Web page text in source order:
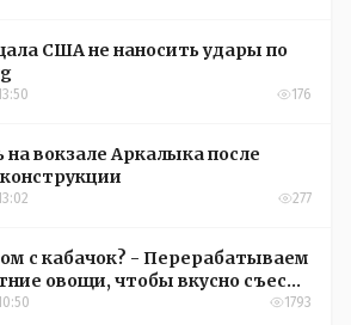
США не наносить удары по
176
вокзале Аркалыка после
277
с кабачок? - Перерабатываем
овощи, чтобы вкусно съесть
1793